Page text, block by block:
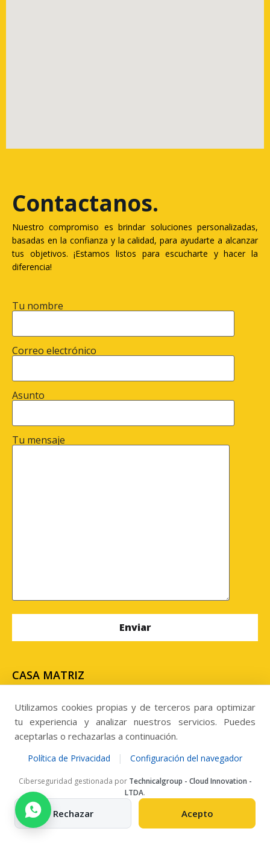
Contactanos
.
Nuestro compromiso es brindar soluciones personalizadas,
basadas en la confianza y la calidad, para ayudarte a alcanzar
tus objetivos. ¡Estamos listos para escucharte y hacer la
diferencia!
Tu nombre
Correo electrónico
Asunto
Tu mensaje
CASA MATRIZ
N° 302, Antofagasta. Chile
SUCURSAL
Panamericana Norte 3604, Kilometro 813,
Megacentro, Copiapó. Chile.
Llamanos al
Telefono: +56 957284303
Utilizamos cookies propias y de terceros para optimizar
tu experiencia y analizar nuestros servicios. Puedes
aceptarlas o rechazarlas a continuación.
Política de Privacidad | Configuración del navegador
Ciberseguridad gestionada por Technicalgroup - Cloud Innovation -
LTDA.
Rechazar Acepto